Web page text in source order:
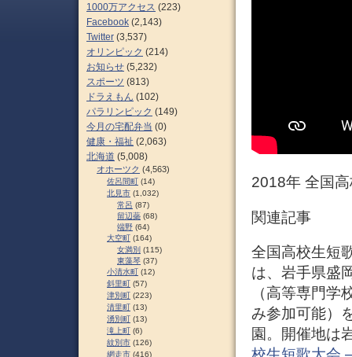
2018年 全国
関連記事
全国高校生短
は、岩手県盛
（高等専門
み参加可能）
園。開催地は
1000万アクセス (223)
Facebook (2,143)
Twitter (3,537)
オリンピック (214)
お知らせ (5,232)
スポーツ (813)
ドラえもん (102)
パラリンピック (149)
今月の宅配弁当 (0)
健康・福祉 (2,063)
北海道 (5,008)
オホーツク (4,563)
佐呂間町 (14)
北見市 (1,032)
常呂 (87)
留辺蘂 (68)
端野 (64)
大空町 (164)
女満別 (115)
東藻琴 (37)
小清水町 (12)
斜里町 (57)
津別町 (223)
清里町 (13)
湧別町 (13)
滝上町 (6)
紋別市 (126)
網走市 (416)